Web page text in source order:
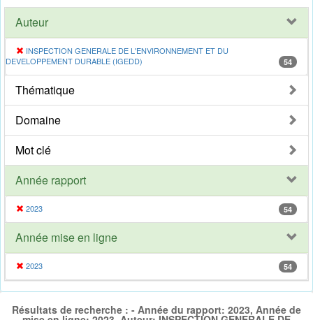
Auteur
INSPECTION GENERALE DE L'ENVIRONNEMENT ET DU
DEVELOPPEMENT DURABLE (IGEDD)
54
Thématique
Domaine
Mot clé
Année rapport
2023 54
Année mise en ligne
2023 54
Résultats de recherche : - Année du rapport: 2023, Année de